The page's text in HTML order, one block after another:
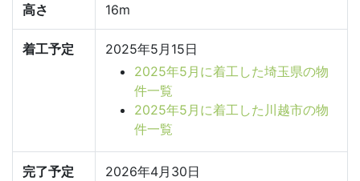
高さ 16m
着工予定
2025年5月15日
2025年5月に着工した埼玉県の物
件一覧
2025年5月に着工した川越市の物
件一覧
完了予定
2026年4月30日